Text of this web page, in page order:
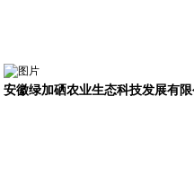
安徽绿加硒农业生态科技发展有